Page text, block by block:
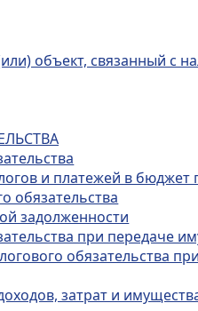
объект, связанный с
и платежей в бюджет
обязательства
задолженности
при передаче
обязательства
затрат и